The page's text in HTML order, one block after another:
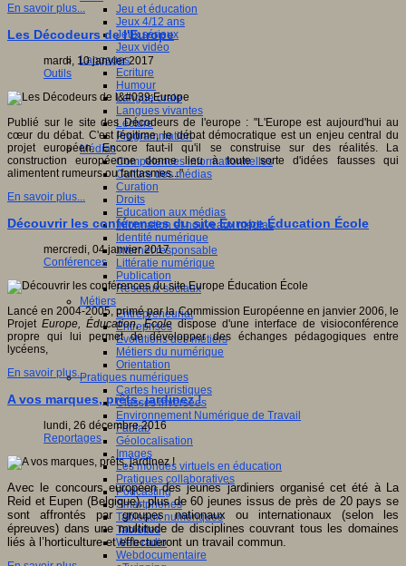
Jeu et éducation
Jeux 4/12 ans
Jeux sérieux
Jeux vidéo
Langages
Ecriture
Humour
Langue orale
Langues vivantes
Lecture
Programmation
Médias
Compétences informationnelles
Culture des médias
Curation
Droits
Education aux médias
Information et nouveaux médias
Identité numérique
Internet responsable
Littératie numérique
Publication
Réseaux sociaux
Métiers
Entrepreneuriat
Entreprises
Evolutions des métiers
Métiers du numérique
Orientation
Pratiques numériques
Cartes heuristiques
Classes inversées
Environnement Numérique de Travail
Fablab
Géolocalisation
Images
Les mondes virtuels en éducation
Pratiques collaboratives
Podcasting
Smartphones
Tableaux numériques
Tablettes
Web radio
Webdocumentaire
En savoir plus...
Les Décodeurs de l'Europe
mardi, 10 janvier 2017
Outils
Publié sur le site des Décodeurs de l'europe : "L'Europe est aujourd'hui au
cœur du débat. C'est légitime, le débat démocratique est un enjeu central du
projet européen. Encore faut-il qu'il se construise sur des réalités. La
construction européenne donne lieu à toute sorte d'idées fausses qui
alimentent rumeurs ou fantasmes..."
En savoir plus...
Découvrir les conférences du site Europe Éducation École
mercredi, 04 janvier 2017
Conférences
Lancé en 2004-2005, primé par la Commission Européenne en janvier 2006, le
Projet Europe, Éducation, Écoledispose d'une interface de visioconférence
propre qui lui permet de développer des échanges pédagogiques entre
lycéens,
En savoir plus...
A vos marques, prêts, jardinez !
lundi, 26 décembre 2016
Reportages
Avec le concours européen des jeunes jardiniers organisé cet été à La
Reid et Eupen (Belgique), plus de 60 jeunes issus de près de 20 pays se
sont affrontés par groupes nationaux ou internationaux (selon les
épreuves) dans une multitude de disciplines couvrant tous les domaines
liés à l’horticulture et effectueront un travail commun.